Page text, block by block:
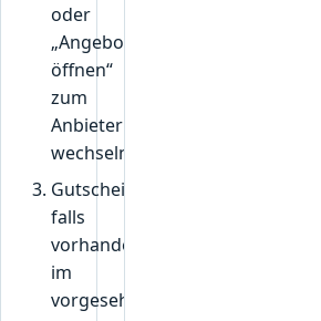
oder
„Angebot
öffnen“
zum
Anbieter
wechseln.
Gutscheincode,
falls
vorhanden,
im
vorgesehenen